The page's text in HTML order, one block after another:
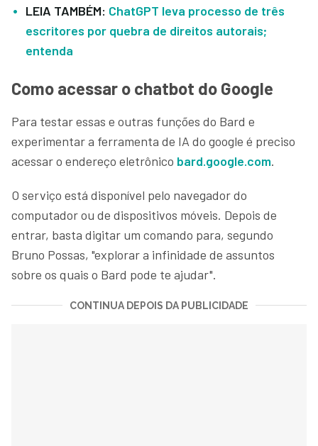
LEIA TAMBÉM: ChatGPT leva processo de três
escritores por quebra de direitos autorais;
entenda
Como acessar o chatbot do Google
Para testar essas e outras funções do Bard e
experimentar a ferramenta de IA do google é preciso
acessar o endereço eletrônico bard.google.com.
O serviço está disponível pelo navegador do
computador ou de dispositivos móveis. Depois de
entrar, basta digitar um comando para, segundo
Bruno Possas, "explorar a infinidade de assuntos
sobre os quais o Bard pode te ajudar".
CONTINUA DEPOIS DA PUBLICIDADE